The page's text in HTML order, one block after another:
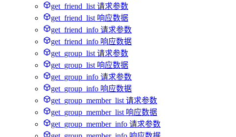
get_friend_list 请求参数
get_friend_list 响应数据
get_friend_info 请求参数
get_friend_info 响应数据
get_group_list 请求参数
get_group_list 响应数据
get_group_info 请求参数
get_group_info 响应数据
get_group_member_list 请求参数
get_group_member_list 响应数据
get_group_member_info 请求参数